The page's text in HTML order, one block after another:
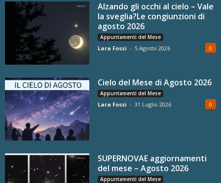
Alzando gli occhi al cielo – Vale
la sveglia?Le congiunzioni di
agosto 2026
Appuntamenti del Mese
Lara Fossi - 5 Agosto 2026 0
Cielo del Mese di Agosto 2026
Appuntamenti del Mese
Lara Fossi - 31 Luglio 2026 0
SUPERNOVAE aggiornamenti
del mese – Agosto 2026
Appuntamenti del Mese